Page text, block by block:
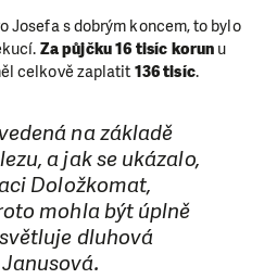
Josefa s dobrým koncem, to bylo
Za půjčku 16 tisíc korun u
celkově zaplatit136 tisíc.
na základě
a jak se ukázalo,
Doložkomat,
mohla být úplně
dluhová